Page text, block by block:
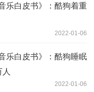
乐白皮书》：酷狗着重
2022-01-06
乐白皮书》：酷狗睡眠
2022-01-06